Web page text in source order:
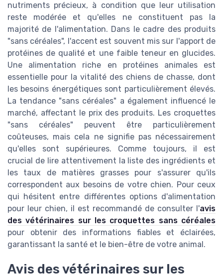
nutriments précieux, à condition que leur utilisation
reste modérée et qu'elles ne constituent pas la
majorité de l'alimentation. Dans le cadre des produits
"sans céréales", l'accent est souvent mis sur l'apport de
protéines de qualité et une faible teneur en glucides.
Une alimentation riche en protéines animales est
essentielle pour la vitalité des chiens de chasse, dont
les besoins énergétiques sont particulièrement élevés.
La tendance "sans céréales" a également influencé le
marché, affectant le prix des produits. Les croquettes
"sans céréales" peuvent être particulièrement
coûteuses, mais cela ne signifie pas nécessairement
qu'elles sont supérieures. Comme toujours, il est
crucial de lire attentivement la liste des ingrédients et
les taux de matières grasses pour s'assurer qu'ils
correspondent aux besoins de votre chien. Pour ceux
qui hésitent entre différentes options d'alimentation
pour leur chien, il est recommandé de consulter l'avis
des vétérinaires sur les croquettes sans céréales
pour obtenir des informations fiables et éclairées,
garantissant la santé et le bien-être de votre animal.
Avis des vétérinaires sur les